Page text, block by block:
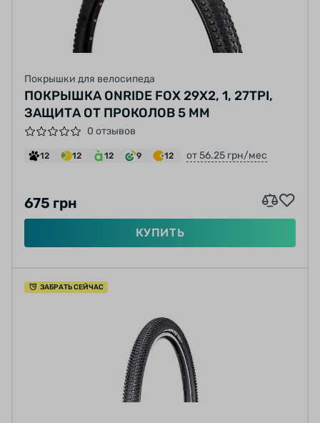
Покрышки для велосипеда
ПОКРЫШКА ONRIDE FOX 29X2, 1, 27TPI,
ЗАЩИТА ОТ ПРОКОЛОВ 5 ММ
0 отзывов
12 12 12 9 12 от 56.25 грн/мес
675 грн
КУПИТЬ
ЗАБРАТЬ СЕЙЧАС